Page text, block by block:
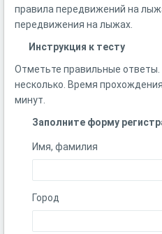
правила передвижений на
передвижения на лыжах.
Инструкция к тесту
Отметьте правильные
несколько. Время
минут.
Заполните форму
Имя, фамилия
Город